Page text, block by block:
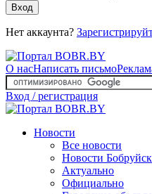
Вход
Нет аккаунта?
О насНаписать письмо
Вход / регистрация
Новости
Все новости
Новости
Актуально
Официально